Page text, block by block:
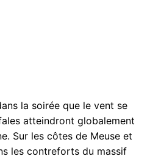
la soirée que le vent se
atteindront globalement
Sur les côtes de Meuse et
les contreforts du massif